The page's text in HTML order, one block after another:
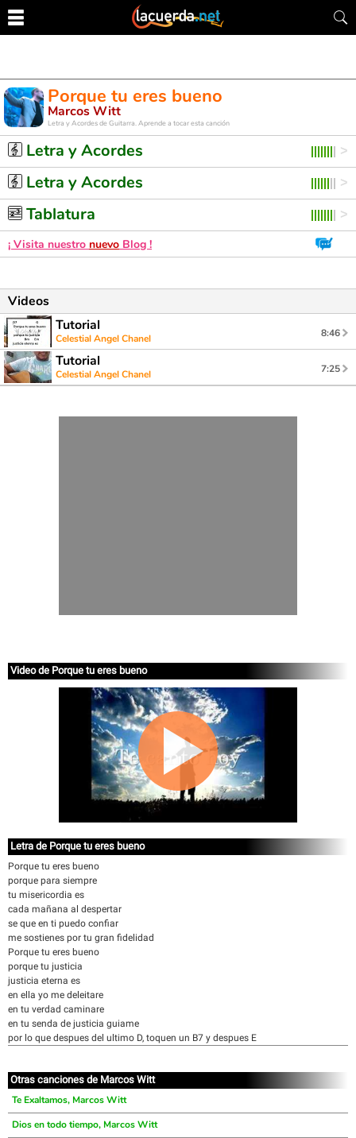
Porque tu eres bueno
Marcos Witt
Letra y Acordes de Guitarra. Aprende a tocar esta canción
Letra y Acordes
Letra y Acordes
Tablatura
¡ Visita nuestro nuevo Blog !
Videos
Tutorial
Celestial Angel Chanel 8:46
Tutorial
Celestial Angel Chanel 7:25
Video de Porque tu eres bueno
Letra de Porque tu eres bueno
Porque tu eres bueno
porque para siempre
tu misericordia es
cada mañana al despertar
se que en ti puedo confiar
me sostienes por tu gran fidelidad
Porque tu eres bueno
porque tu justicia
justicia eterna es
en ella yo me deleitare
en tu verdad caminare
en tu senda de justicia guiame
por lo que despues del ultimo D, toquen un B7 y despues E
Otras canciones de Marcos Witt
Te Exaltamos, Marcos Witt
Dios en todo tiempo, Marcos Witt